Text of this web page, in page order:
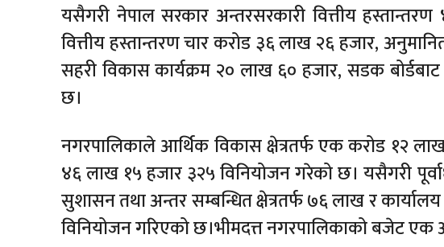
यसैगरी नेपाल सरकार अन्तरसरकारी वित्तीय
वित्तीय हस्तान्तरण चार करोड ३६ लाख २६ हजार,
सहरी विकास कार्यक्रम २० लाख ६० हजार, सडक
छ।
नगरपालिकाले आर्थिक विकास क्षेत्रतर्फ एक करोड १२
४६ लाख १५ हजार ३२५ विनियोजन गरेको छ। यसैगरी
सुशासन तथा अन्तर सम्बन्धित क्षेत्रतर्फ ७६ लाख र
विनियोजन गरिएको छ।भीमदत्त नगरपालिकाको बजेट एक